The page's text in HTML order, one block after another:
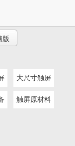
版
大尺寸触屏
触屏原材料